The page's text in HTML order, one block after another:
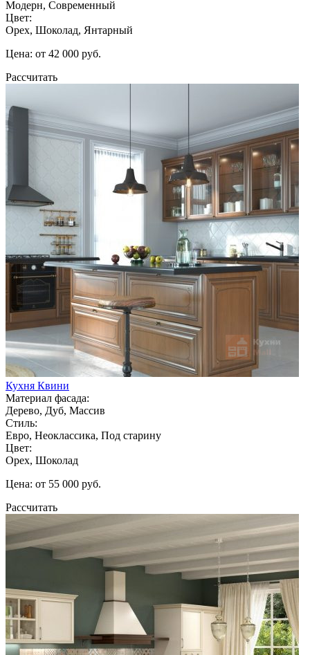
Модерн, Современный
Цвет:
Орех, Шоколад, Янтарный
Цена: от 42 000 руб.
Рассчитать
Кухня Квини
Материал фасада:
Дерево, Дуб, Массив
Стиль:
Евро, Неоклассика, Под старину
Цвет:
Орех, Шоколад
Цена: от 55 000 руб.
Рассчитать